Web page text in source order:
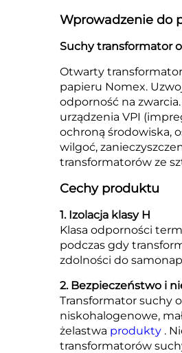
Wprowadzenie do
Suchy transformator
Otwarty
papieru Nomex.
odporność na
urządzenia VPI
ochroną środowiska,
wilgoć,
transformatorów ze
Cechy produktu
1. Izolacja klasy H
Klasa odporności
podczas gdy
zdolności do
2. Bezpieczeństwo i
Transformator suchy
niskohalogenowe,
żelastwa produkty .
transformatorów